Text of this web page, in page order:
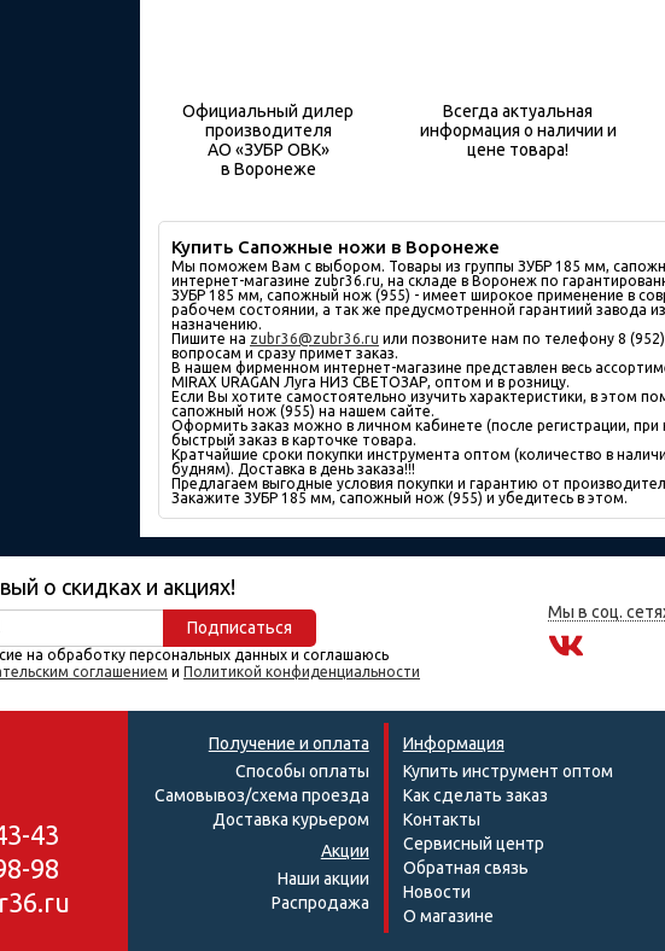
Официальный дилер
производителя
АО «ЗУБР ОВК»
в Воронеже
Всегда актуальная
информация о наличии и
цене товара!
Купить Сапожные ножи в Воронеже
Мы поможем Вам с выбором. Товары из группы ЗУБР 185 мм,
интернет-магазине zubr36.ru, на складе в Воронеж по
ЗУБР 185 мм, сапожный нож (955) - имеет широкое применение в
рабочем состоянии, а так же предусмотренной гарантиий завода
назначению.
Пишите на zubr36@zubr36.ru или позвоните нам по телефону 8
вопросам и сразу примет заказ.
В нашем фирменном интернет-магазине представлен весь
MIRAX URAGAN Луга НИЗ СВЕТОЗАР, оптом и в розницу.
Если Вы хотите самостоятельно изучить характеристики, в этом
сапожный нож (955) на нашем сайте.
Оформить заказ можно в личном кабинете (после регистрации,
быстрый заказ в карточке товара.
Кратчайшие сроки покупки инструмента оптом (количество в
будням). Доставка в день заказа!!!
Предлагаем выгодные условия покупки и гарантию от
Закажите ЗУБР 185 мм, сапожный нож (955) и убедитесь в этом.
о скидках и акциях!
Подписаться
на обработку персональных данных и соглашаюсь
соглашением и Политикой конфиденциальности
Мы в соц.
43
98
Получение и оплата
Способы оплаты
Самовывоз/схема проезда
Доставка курьером
Акции
Наши акции
Распродажа
Информация
Купить инструмент оптом
Как сделать заказ
Контакты
Сервисный центр
Обратная связь
Новости
О магазине